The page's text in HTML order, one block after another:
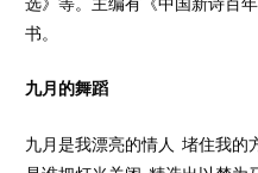
书。
九月的舞蹈
九月是我漂亮的情人 堵住我的